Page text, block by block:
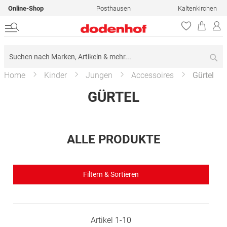
Online-Shop Posthausen Kaltenkirchen
Home Kinder Jungen Accessoires Gürtel
GÜRTEL
ALLE PRODUKTE
Filtern & Sortieren
Artikel 1-10